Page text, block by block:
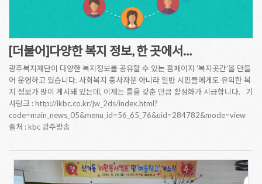
[더불어]다양한 복지 정보, 한 곳에서…
광주복지재단이 다양한 복지정보를 공유할 수 있는 홈페이지 '복지곳간'을 만들
어 운영하고 있습니다. 사회복지 종사자뿐 아니라 일반 시민들에게도 유익한 복
지 정보가 많이 게시돼 있는데, 이제는 틀을 갖춘 만큼 활성화가 시급합니다. 기
사링크 : http://ikbc.co.kr/jw_2ds/index.html?
code=main_news_05&menu_id=56_65_76&uid=284782&mode=view
출처 : kbc 광주방송